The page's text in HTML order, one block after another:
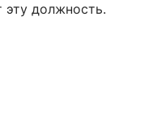
эту должность.